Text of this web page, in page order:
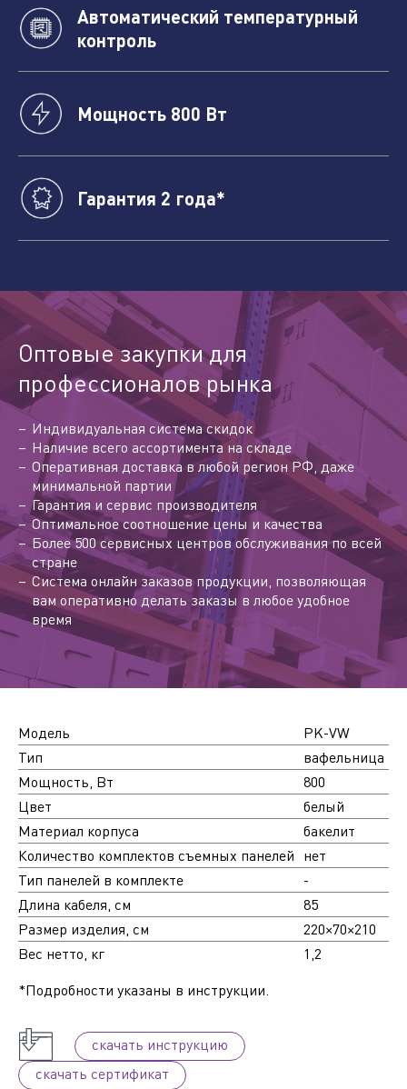
Автоматический температурный
контроль
Мощность 800 Вт
Гарантия 2 года*
Оптовые закупки для
профессионалов рынка
Индивидуальная система скидок
Наличие всего ассортимента на складе
Оперативная доставка в любой регион РФ, даже
минимальной партии
Гарантия и сервис производителя
Оптимальное соотношение цены и качества
Более 500 сервисных центров обслуживания по всей
стране
Система онлайн заказов продукции, позволяющая
вам оперативно делать заказы в любое удобное
время
Модель
PK-VW
Тип
вафельница
Мощность, Вт
800
Цвет
белый
Материал корпуса
бакелит
Количество комплектов съемных панелей нет
Тип панелей в комплекте
-
Длина кабеля, см
85
Размер изделия, см
220×70×210
Вес нетто, кг
1,2
*Подробности указаны в инструкции.
cкачать инструкцию
cкачать сертификат